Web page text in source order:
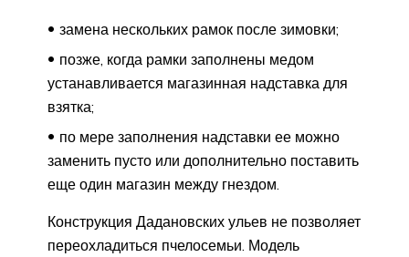
замена нескольких рамок после зимовки;
позже, когда рамки заполнены медом
устанавливается магазинная надставка для
взятка;
по мере заполнения надставки ее можно
заменить пусто или дополнительно поставить
еще один магазин между гнездом.
Конструкция Дадановских ульев не позволяет
переохладиться пчелосемьи. Модель